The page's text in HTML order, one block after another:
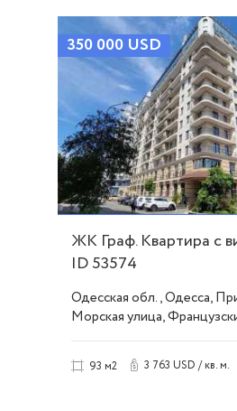
350 000 USD
ЖК Граф. Квартира с
ID 53574
Одесская обл., Одесса,
Морская улица,
93 м2 3 763 USD / кв. м.